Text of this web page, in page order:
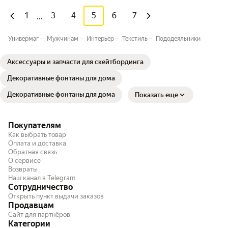
1 ... 3 4 5 6 7
Универмаг Мужчинам Интерьер Текстиль Пододеяльники
Аксессуары и запчасти для скейтбординга
Декоративные фонтаны для дома
Декоративные фонтаны для дома Показать еще
Покупателям
Как выбрать товар
Оплата и доставка
Обратная связь
О сервисе
Возвраты
Наш канал в Telegram
Сотрудничество
Открыть пункт выдачи заказов
Продавцам
Сайт для партнёров
Категории